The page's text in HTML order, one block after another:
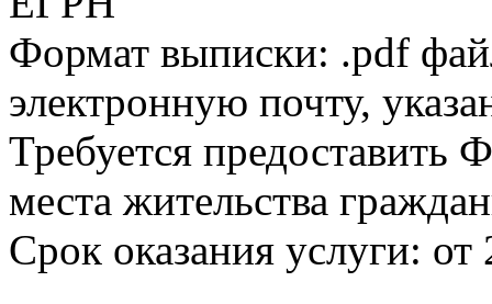
Формат выписки: .pdf
электронную почту,
Требуется
места жительства
Срок оказания услуги: от